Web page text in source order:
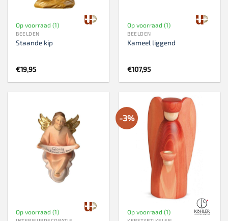
Op voorraad (1)
BEELDEN
Staande kip
€19,95
Op voorraad (1)
BEELDEN
Kameel liggend
€107,95
Op voorraad (1)
-3%
Op voorraad (1)